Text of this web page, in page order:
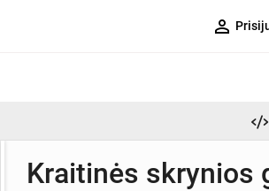
person_outline
Kraitinės skrynios